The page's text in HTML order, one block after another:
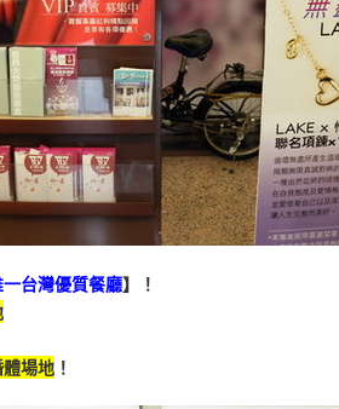
台灣優質餐廳】！
場地 ！